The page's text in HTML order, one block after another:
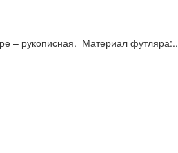
– рукописная. Материал футляра:..